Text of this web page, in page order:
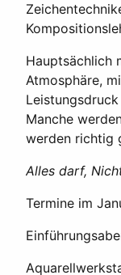
Hauptsächlich
Atmosphäre,
Manche
werden richtig
Alles darf,
Termine im